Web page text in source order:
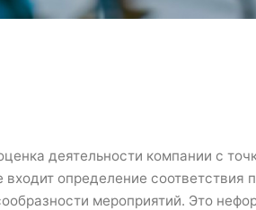
деятельности компании с
определение соответствия
мероприятий. Это